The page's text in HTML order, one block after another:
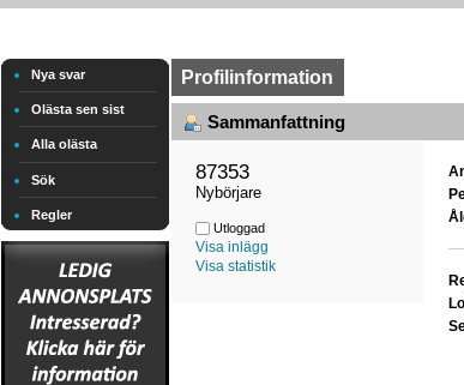
Nya svar
Olästa sen sist
Alla olästa
Sök
Regler
Profilinformation
Sammanfattning
87353
Nybörjare
Utloggad
Visa inlägg
Visa statistik